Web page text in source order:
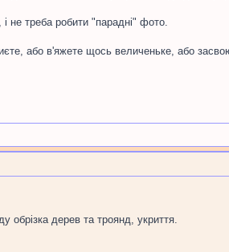
не треба робити "парадні" фото.
або в'яжете щось величеньке, або
дерев та троянд, укриття.